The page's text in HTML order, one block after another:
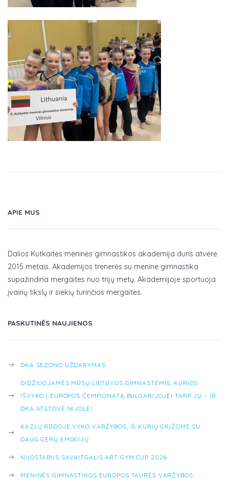
APIE MUS
Dalios Kutkaitės meninės gimnastikos akademija duris atvėrė
2015 metais. Akademijos trenerės su menine gimnastika
supažindina mergaites nuo trijų metų. Akademijoje sportuoja
įvairių tikslų ir siekių turinčios mergaitės.
PASKUTINĖS NAUJIENOS
DKA SEZONO UŽDARYMAS
DIDŽIUOJAMĖS MŪSŲ LIETUVOS GIMNASTĖMIS, KURIOS
IŠVYKO Į EUROPOS ČEMPIONATĄ BULGARIJOJE! TARP JŲ – IR
DKA ATSTOVĖ NIJOLĖ!
KAZLŲ RŪDOJE VYKO VARŽYBOS, IŠ KURIŲ GRĮŽOME SU
DAUG GERŲ EMOCIJŲ
NUOSTABUS SAVAITGALIS ART GYM CUP 2026
MENINĖS GIMNASTIKOS EUROPOS TAURĖS VARŽYBOS